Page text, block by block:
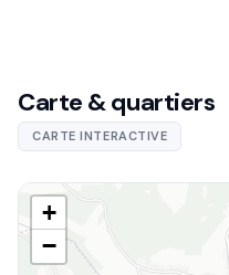
Carte & quartiers
CARTE INTERACTIVE
+
−